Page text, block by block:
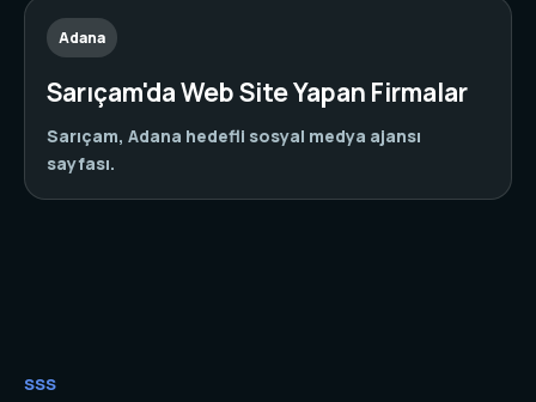
Adana
Sarıçam'da Web Site Yapan Firmalar
Sarıçam, Adana hedefli sosyal medya ajansı
sayfası.
SSS